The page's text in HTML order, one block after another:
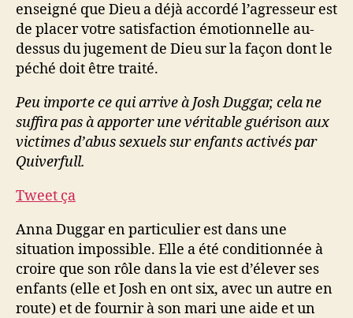
enseigné que Dieu a déjà accordé l’agresseur est
de placer votre satisfaction émotionnelle au-
dessus du jugement de Dieu sur la façon dont le
péché doit être traité.
Peu importe ce qui arrive à Josh Duggar, cela ne
suffira pas à apporter une véritable guérison aux
victimes d’abus sexuels sur enfants activés par
Quiverfull.
Tweet ça
Anna Duggar en particulier est dans une
situation impossible. Elle a été conditionnée à
croire que son rôle dans la vie est d’élever ses
enfants (elle et Josh en ont six, avec un autre en
route) et de fournir à son mari une aide et un